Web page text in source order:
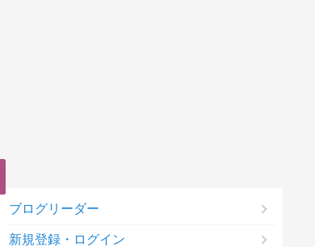
ブログリーダー
新規登録・ログイン